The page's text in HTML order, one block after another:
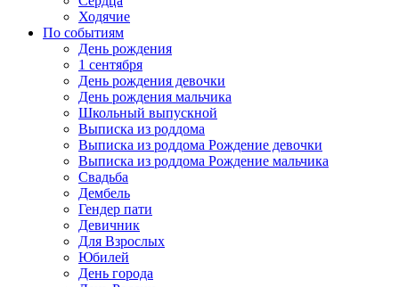
Ходячие
По событиям
День рождения
1 сентября
День рождения девочки
День рождения мальчика
Школьный выпускной
Выписка из роддома
Выписка из роддома Рождение девочки
Выписка из роддома Рождение мальчика
Свадьба
Дембель
Гендер пати
Девичник
Для Взрослых
Юбилей
День города